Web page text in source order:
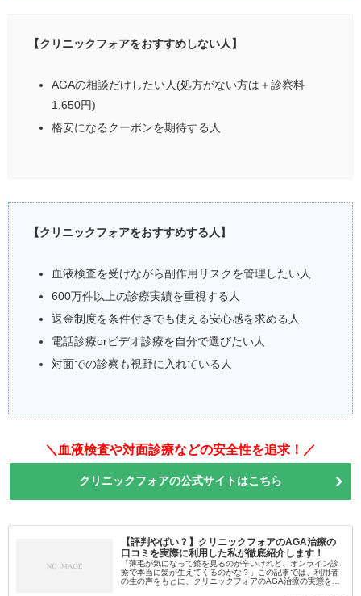
【クリニックフォアをおすすめしない人】
AGAの相談だけしたい人(処方がない方は＋診察料
1,650円)
格安になるクーポンを期待する人
【クリニックフォアをおすすめする人】
血液検査を受けながら副作用リスクを管理したい人
600万件以上の診療実績を重視する人
返金制度を条件付きでも使える安心感を求める人
電話診療orビデオ診療を自分で選びたい人
対面での診察も視野に入れている人
＼血液検査や対面診療などの安全性を追求！／
クリニックフォアの公式サイトはこちら
【評判やばい？】クリニックフォアのAGA治療の
口コミを実際に利用した私が徹底紹介します！
「薄毛が気になって鏡を見るのが辛いけれど、オンライン診
療で本当に髪が生えてくるのかな？」この記事では、利用者
の生の声をもとに、クリニックフォアのAGA治療の実態を詳